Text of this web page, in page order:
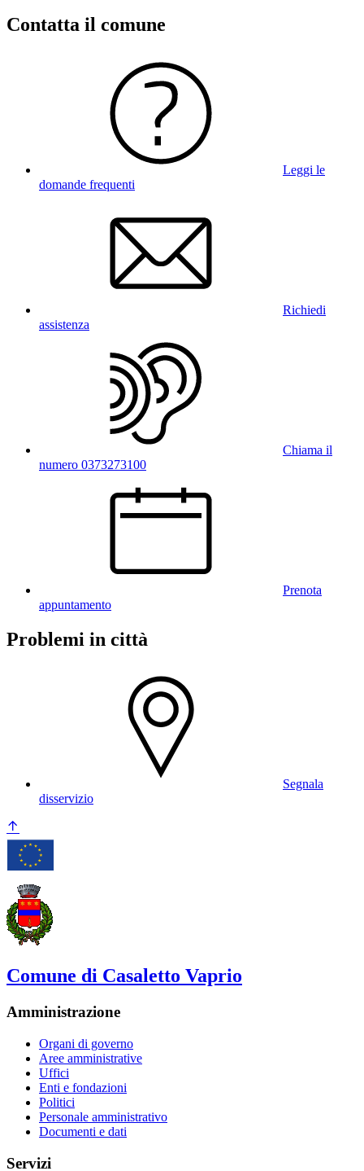
Contatta il comune
Leggi le
domande frequenti
Richiedi
assistenza
Chiama il
numero 0373273100
Prenota
appuntamento
Problemi in città
Segnala
disservizio
Comune di Casaletto Vaprio
Amministrazione
Organi di governo
Aree amministrative
Uffici
Enti e fondazioni
Politici
Personale amministrativo
Documenti e dati
Servizi